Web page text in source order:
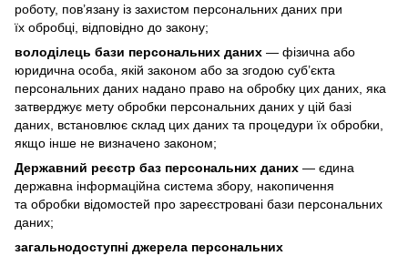
роботу, пов’язану із захистом персональних даних при
їх обробці, відповідно до закону;
володілець бази персональних даних — фізична або
юридична особа, якій законом або за згодою суб’єкта
персональних даних надано право на обробку цих даних, яка
затверджує мету обробки персональних даних у цій базі
даних, встановлює склад цих даних та процедури їх обробки,
якщо інше не визначено законом;
Державний реєстр баз персональних даних — єдина
державна інформаційна система збору, накопичення
та обробки відомостей про зареєстровані бази персональних
даних;
загальнодоступні джерела персональних